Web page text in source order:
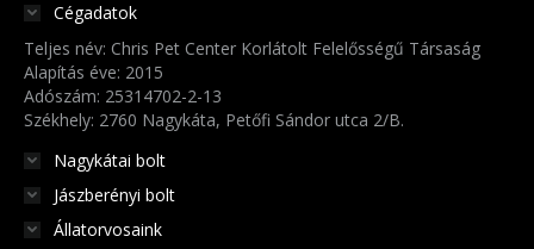
Cégadatok
Teljes név: Chris Pet Center Korlátolt Felelősségű Társaság
Alapítás éve: 2015
Adószám: 25314702-2-13
Székhely: 2760 Nagykáta, Petőfi Sándor utca 2/B.
Nagykátai bolt
Jászberényi bolt
Állatorvosaink